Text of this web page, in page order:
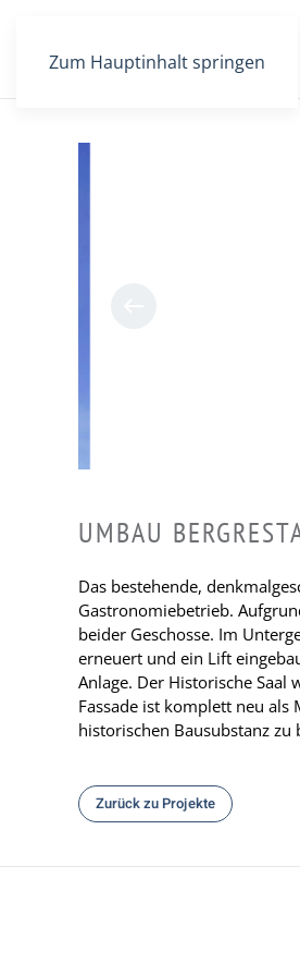
Zum Hauptinhalt springen
UMBAU
Das bestehende,
Gastronomiebetrieb.
beider Geschosse. Im
erneuert und ein Lift
Anlage. Der Historische
Fassade ist komplett neu als
historischen Bausubstanz
Zurück zu Projekte